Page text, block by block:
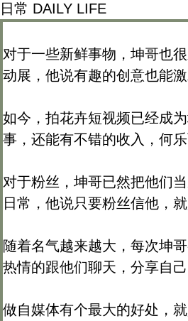
日常 DAILY LIFE
对于一些新鲜事物，坤哥也
动展，他说有趣的创意也能
如今，拍花卉短视频已经成
事，还能有不错的收入，何
对于粉丝，坤哥已然把他们
日常，他说只要粉丝信他，
随着名气越来越大，每次坤
热情的跟他们聊天，分享自
做自媒体有个最大的好处，